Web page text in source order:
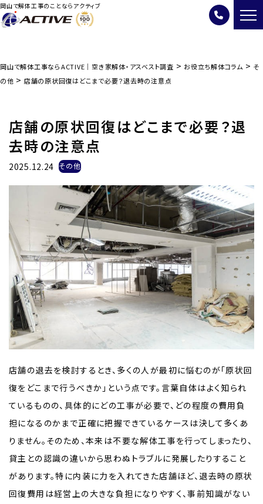
岡山で解体工事のことならアクティブ
岡山で解体工事ならACTIVE｜空き家解体・アスベスト調査 > お役立ち解体コラム > そ
の他 > 店舗の原状回復はどこまで必要？退去時の注意点
店舗の原状回復はどこまで必要？退
去時の注意点
2025.12.24 その他
店舗の退去を検討するとき、多くの人が最初に悩むのが「原状回
復をどこまで行うべきか」という点です。言葉自体はよく知られ
ているものの、具体的にどの工事が必要で、どの程度の費用負
担になるのかまで正確に把握できているケースは決して多くあ
りません。そのため、本来は不要な解体工事を行ってしまったり、
貸主との認識の違いから思わぬトラブルに発展したりすること
があります。特に内装に力を入れてきた店舗ほど、退去時の原状
回復費用は経営上の大きな負担になりやすく、事前知識がない